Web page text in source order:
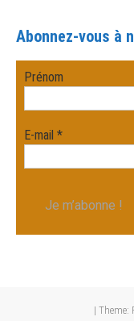
Abonnez-vous à
Prénom
E-mail*
| Theme: